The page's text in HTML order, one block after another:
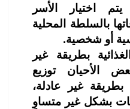
اختيار الأسر
بالسلطة المحلية
أو شخصية.
بطريقة غير
الأحيان توزيع
بطريقة غير عادلة،
بشكل غير متساوٍ